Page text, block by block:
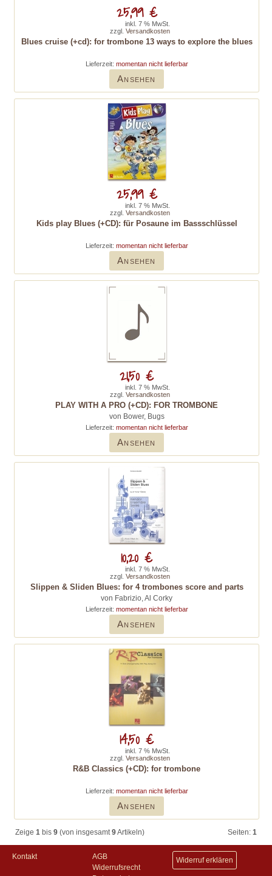
Blues cruise (+cd): for trombone 13 ways to explore the blues
Lieferzeit: momentan nicht lieferbar
Ansehen
25,99 €
inkl. 7 % MwSt.
zzgl. Versandkosten
Kids play Blues (+CD): für Posaune im Bassschlüssel
Lieferzeit: momentan nicht lieferbar
Ansehen
25,99 €
inkl. 7 % MwSt.
zzgl. Versandkosten
PLAY WITH A PRO (+CD): FOR TROMBONE
von Bower, Bugs
Lieferzeit: momentan nicht lieferbar
Ansehen
21,50 €
inkl. 7 % MwSt.
zzgl. Versandkosten
Slippen & Sliden Blues: for 4 trombones score and parts
von Fabrizio, Al Corky
Lieferzeit: momentan nicht lieferbar
Ansehen
10,20 €
inkl. 7 % MwSt.
zzgl. Versandkosten
R&B Classics (+CD): for trombone
Lieferzeit: momentan nicht lieferbar
Ansehen
14,50 €
inkl. 7 % MwSt.
zzgl. Versandkosten
Zeige 1 bis 9 (von insgesamt9Artikeln) Seiten: 1
Kontakt
AGB
Widerrufsrecht
Widerruf erklären